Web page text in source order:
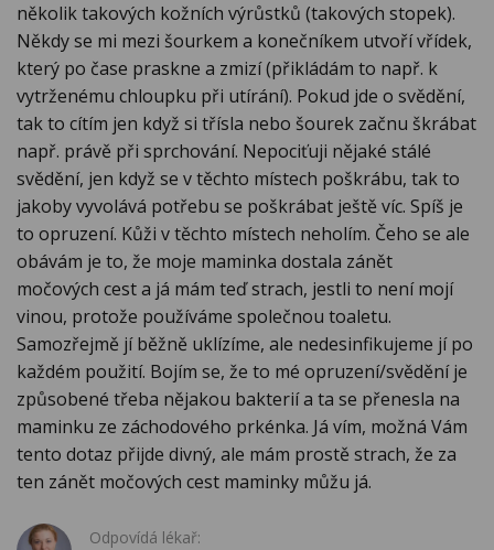
několik takových kožních výrůstků (takových stopek).
Někdy se mi mezi šourkem a konečníkem utvoří vřídek,
který po čase praskne a zmizí (přikládám to např. k
vytrženému chloupku při utírání). Pokud jde o svědění,
tak to cítím jen když si třísla nebo šourek začnu škrábat
např. právě při sprchování. Nepociťuji nějaké stálé
svědění, jen když se v těchto místech poškrábu, tak to
jakoby vyvolává potřebu se poškrábat ještě víc. Spíš je
to opruzení. Kůži v těchto místech neholím. Čeho se ale
obávám je to, že moje maminka dostala zánět
močových cest a já mám teď strach, jestli to není mojí
vinou, protože používáme společnou toaletu.
Samozřejmě jí běžně uklízíme, ale nedesinfikujeme jí po
každém použití. Bojím se, že to mé opruzení/svědění je
způsobené třeba nějakou bakterií a ta se přenesla na
maminku ze záchodového prkénka. Já vím, možná Vám
tento dotaz přijde divný, ale mám prostě strach, že za
ten zánět močových cest maminky můžu já.
Odpovídá lékař: